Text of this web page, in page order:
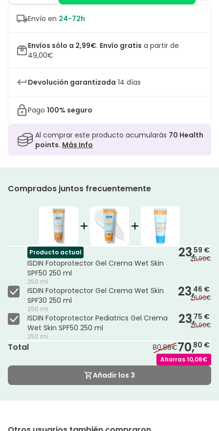
Envío en 24-72h
Envíos sólo a 2,99€. Envío gratis a partir de
49,00€
Devolución garantizada 14 días
Pago 100% seguro
Al comprar este producto acumularás 70 Health
points. Más Info
Comprados juntos frecuentemente
Producto actual
ISDIN Fotoprotector Gel Crema Wet Skin
SPF50 250 ml
250 ml
23,59 €
26,96€
ISDIN Fotoprotector Gel Crema Wet Skin
SPF30 250 ml
250 ml
23,46 €
26,96€
ISDIN Fotoprotector Pediatrics Gel Crema
Wet Skin SPF50 250 ml
250 ml
23,75 €
26,96€
Total 80,88€70,80 €
Ahorras10,08€
Añadir los 3